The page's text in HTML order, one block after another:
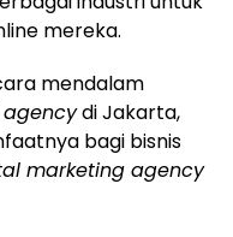
mereka.
mendalam
di Jakarta,
bagi bisnis
marketing agency